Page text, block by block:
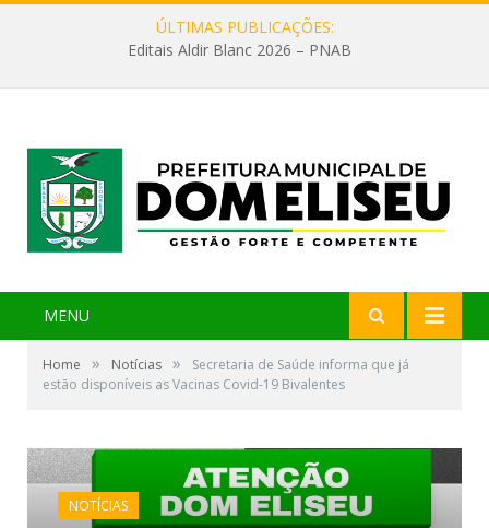
ÚLTIMAS PUBLICAÇÕES:
Editais Aldir Blanc 2026 – PNAB
MENU
Home » Notícias »
Secretaria de Saúde informa que já
estão disponíveis as Vacinas Covid-19 Bivalentes
NOTÍCIAS